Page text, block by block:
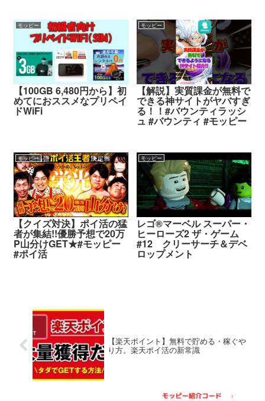
モッピー
【100GB 6,480円から】初
めてにおススメなプリペイ
ドWiFi
モッピー
【解説】実質課金が無料で
できる神サイトがヤバすぎ
る！！#バウンティラッシ
ュ #バウンティ #モッピー
モッピー
【クイズ対決】ポイ活の猛
者が集結!!優勝予想で20万
P山分けGET★#モッピー
#ポイ活
モッピー
レゴ®マーベル スーパー・
ヒーローズ2 ザ・ゲーム
#12 クリーサーチ＆デベ
ロップメント
【楽天ポイント】無料で貯める・稼ぐや
り方。楽天ポイ活の新常識